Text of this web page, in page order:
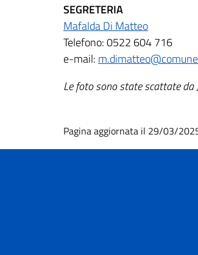
SEGRETERIA
Mafalda Di Matteo
Telefono: 0522 604 716
e-mail:
Le foto sono state scattate da
Pagina aggiornata il 29/03/